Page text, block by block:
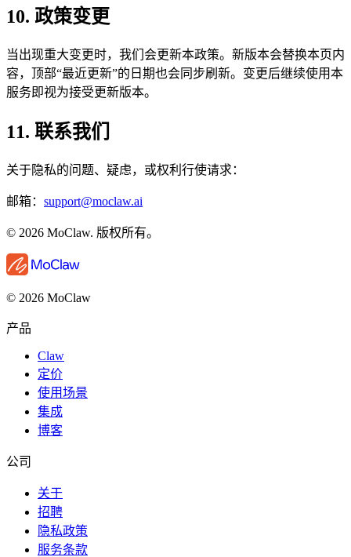
10. 政策变更
当出现重大变更时，我们会更新本政策。新版本会替换本页内
容，顶部“最近更新”的日期也会同步刷新。变更后继续使用本
服务即视为接受更新版本。
11. 联系我们
关于隐私的问题、疑虑，或权利行使请求：
邮箱： support@moclaw.ai
© 2026 MoClaw. 版权所有。
© 2026 MoClaw
产品
Claw
定价
使用场景
集成
博客
公司
关于
招聘
隐私政策
服务条款